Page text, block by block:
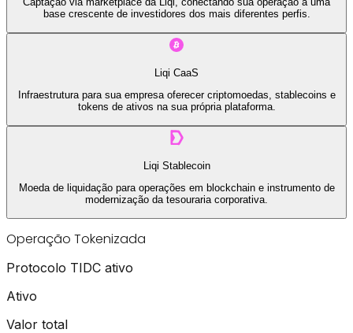
base crescente de investidores dos mais diferentes perfis.
Liqi CaaS
Infraestrutura para sua empresa oferecer criptomoedas, stablecoins e
tokens de ativos na sua própria plataforma.
Liqi Stablecoin
Moeda de liquidação para operações em blockchain e instrumento de
modernização da tesouraria corporativa.
Operação Tokenizada
Protocolo TIDC ativo
Ativo
Valor total